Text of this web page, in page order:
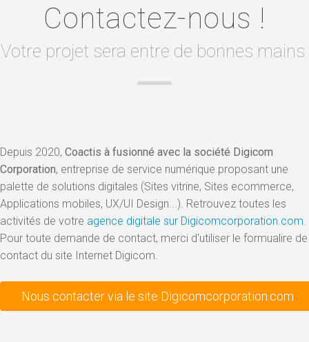
Contactez-nous !
Votre projet sera entre de bonnes mains
Depuis 2020, Coactis à fusionné avec la société Digicom
Corporation, entreprise de service numérique proposant une
palette de solutions digitales (Sites vitrine, Sites ecommerce,
Applications mobiles, UX/UI Design...). Retrouvez toutes les
activités de votre agence digitale sur Digicomcorporation.com
Pour toute demande de contact, merci d'utiliser le formualire de
contact du site Internet Digicom.
Nous contacter via le site Digicomcorporation.com